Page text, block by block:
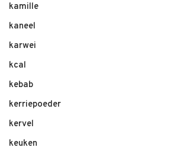
kamille
kaneel
karwei
kcal
kebab
kerriepoeder
kervel
keuken